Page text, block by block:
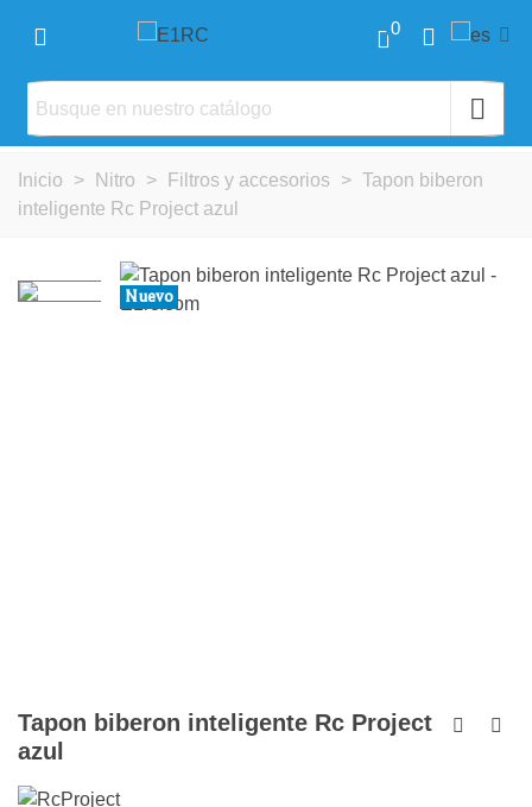
0
Inicio > Nitro > Filtros y accesorios > Tapon biberon
inteligente Rc Project azul
Nuevo
Tapon biberon inteligente Rc Project
azul